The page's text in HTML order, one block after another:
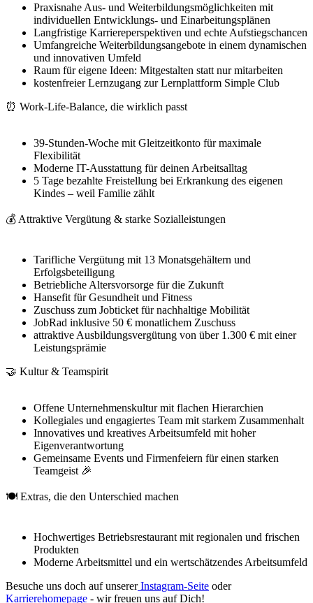
Praxisnahe Aus- und Weiterbildungsmöglichkeiten mit
individuellen Entwicklungs- und Einarbeitungsplänen
Langfristige Karriereperspektiven und echte Aufstiegschancen
Umfangreiche Weiterbildungsangebote in einem dynamischen
und innovativen Umfeld
Raum für eigene Ideen: Mitgestalten statt nur mitarbeiten
kostenfreier Lernzugang zur Lernplattform Simple Club
⏰ Work-Life-Balance, die wirklich passt
39-Stunden-Woche mit Gleitzeitkonto für maximale
Flexibilität
Moderne IT-Ausstattung für deinen Arbeitsalltag
5 Tage bezahlte Freistellung bei Erkrankung des eigenen
Kindes – weil Familie zählt
💰 Attraktive Vergütung & starke Sozialleistungen
Tarifliche Vergütung mit 13 Monatsgehältern und
Erfolgsbeteiligung
Betriebliche Altersvorsorge für die Zukunft
Hansefit für Gesundheit und Fitness
Zuschuss zum Jobticket für nachhaltige Mobilität
JobRad inklusive 50 € monatlichem Zuschuss
attraktive Ausbildungsvergütung von über 1.300 € mit einer
Leistungsprämie
🤝 Kultur & Teamspirit
Offene Unternehmenskultur mit flachen Hierarchien
Kollegiales und engagiertes Team mit starkem Zusammenhalt
Innovatives und kreatives Arbeitsumfeld mit hoher
Eigenverantwortung
Gemeinsame Events und Firmenfeiern für einen starken
Teamgeist 🎉
🍽️ Extras, die den Unterschied machen
Hochwertiges Betriebsrestaurant mit regionalen und frischen
Produkten
Moderne Arbeitsmittel und ein wertschätzendes Arbeitsumfeld
Besuche uns doch auf unsererInstagram-Seite oder
Karrierehomepage - wir freuen uns auf Dich!